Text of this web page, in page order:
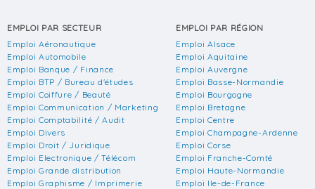
EMPLOI PAR SECTEUR
Emploi Aéronautique
Emploi Automobile
Emploi Banque / Finance
Emploi BTP / Bureau d'études
Emploi Coiffure / Beauté
Emploi Communication / Marketing
Emploi Comptabilité / Audit
Emploi Divers
Emploi Droit / Juridique
Emploi Electronique / Télécom
Emploi Grande distribution
Emploi Graphisme / Imprimerie
EMPLOI PAR RÉGION
Emploi Alsace
Emploi Aquitaine
Emploi Auvergne
Emploi Basse-Normandie
Emploi Bourgogne
Emploi Bretagne
Emploi Centre
Emploi Champagne-Ardenne
Emploi Corse
Emploi Franche-Comté
Emploi Haute-Normandie
Emploi Ile-de-France